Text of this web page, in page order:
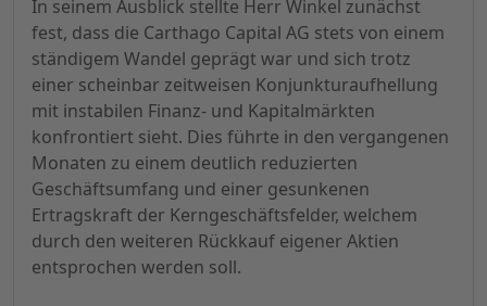
In seinem Ausblick stellte Herr Winkel zunächst
fest, dass die Carthago Capital AG stets von einem
ständigem Wandel geprägt war und sich trotz
einer scheinbar zeitweisen Konjunkturaufhellung
mit instabilen Finanz- und Kapitalmärkten
konfrontiert sieht. Dies führte in den vergangenen
Monaten zu einem deutlich reduzierten
Geschäftsumfang und einer gesunkenen
Ertragskraft der Kerngeschäftsfelder, welchem
durch den weiteren Rückkauf eigener Aktien
entsprochen werden soll.